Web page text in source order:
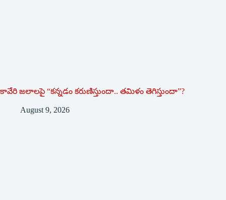
కావేరి జలాలపై “కన్నడం కరుణిస్తుందా.. తమిళం తెగిస్తుందా”?
August 9, 2026